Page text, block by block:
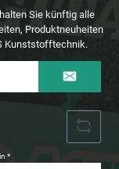
Sie künftig alle
Produktneuheiten
Kunststofftechnik.
*